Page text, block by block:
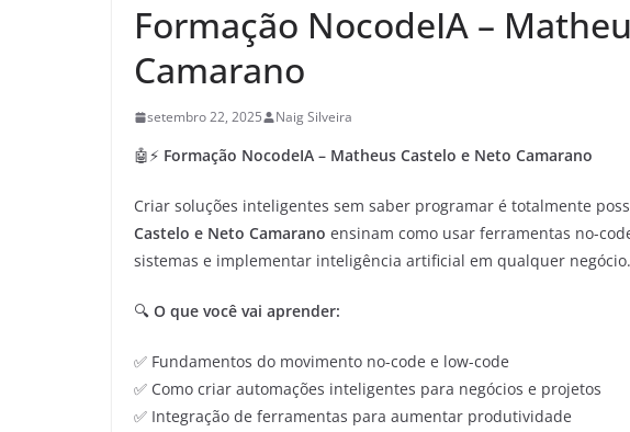
Formação NocodeIA –
Camarano
setembro 22, 2025 Naig Silveira
🤖⚡ Formação NocodeIA – Matheus Castelo e Neto Camarano
Criar soluções inteligentes sem saber programar é totalmente
Castelo e Neto Camarano ensinam como usar ferramentas no-
sistemas e implementar inteligência artificial em qualquer negócio.
🔍 O que você vai aprender:
✅ Fundamentos do movimento no-code e low-code
✅ Como criar automações inteligentes para negócios e projetos
✅ Integração de ferramentas para aumentar produtividade